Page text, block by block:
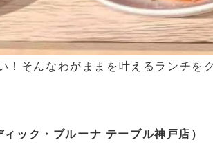
！そんなわがままを叶えるランチを
ク・ブルーナ テーブル神戸店）